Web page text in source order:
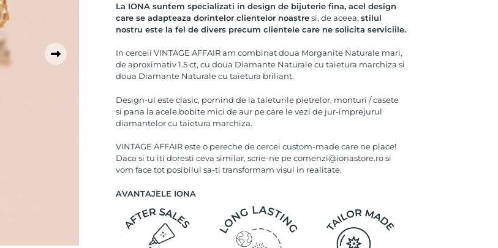
La IONA suntem specializati in design de bijuterie fina, acel design
care se adapteaza dorintelor clientelor noastresi, de aceea, stilul
nostru este la fel de divers precum clientele care ne solicita serviciile.
In cerceii VINTAGE AFFAIR am combinat doua Morganite Naturale mari,
de aproximativ 1.5 ct, cu doua Diamante Naturale cu taietura marchiza si
doua Diamante Naturale cu taietura briliant.
Design-ul este clasic, pornind de la taieturile pietrelor, monturi / casete
si pana la acele bobite mici de aur pe care le vezi de jur-imprejurul
diamantelor cu taietura marchiza.
VINTAGE AFFAIR este o pereche de cercei custom-made care ne place!
Daca si tu iti doresti ceva similar, scrie-ne pe comenzi@ionastore.ro si
vom face tot posibilul sa-ti transformam visul in realitate.
AVANTAJELE IONA